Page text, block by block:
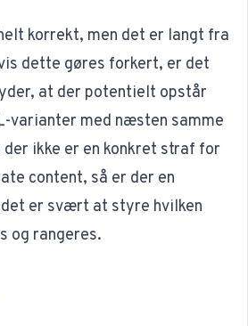
korrekt, men det er langt fra
dette gøres forkert, er det
at der potentielt opstår
varianter med næsten samme
der ikke er en konkret straf for
content, så er der en
er svært at styre hvilken
og rangeres.